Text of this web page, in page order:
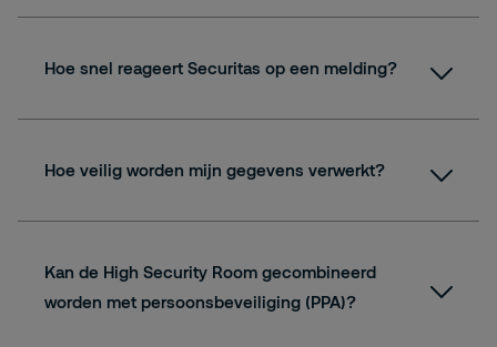
Hoe snel reageert Securitas op een melding?
Hoe veilig worden mijn gegevens verwerkt?
Kan de High Security Room gecombineerd
worden met persoonsbeveiliging (PPA)?